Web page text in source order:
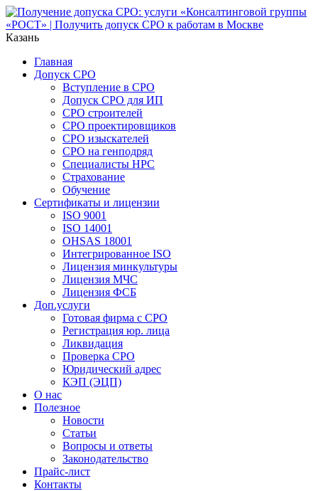
Казань
Главная
Допуск СРО
Вступление в СРО
Допуск СРО для ИП
СРО строителей
СРО проектировщиков
СРО изыскателей
СРО на генподряд
Специалисты НРС
Страхование
Обучение
Сертификаты и лицензии
ISO 9001
ISO 14001
OHSAS 18001
Интегрированное ISO
Лицензия минкультуры
Лицензия МЧС
Лицензия ФСБ
Доп.услуги
Готовая фирма с СРО
Регистрация юр. лица
Ликвидация
Проверка СРО
Юридический адрес
КЭП (ЭЦП)
О нас
Полезное
Новости
Статьи
Вопросы и ответы
Законодательство
Прайс-лист
Контакты